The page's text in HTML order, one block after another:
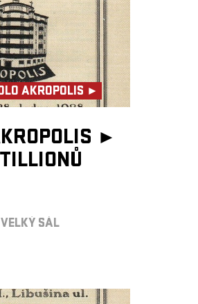
AKROPOLIS ►
►
SÁL